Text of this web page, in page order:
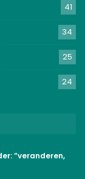
41
34
25
24
“veranderen,